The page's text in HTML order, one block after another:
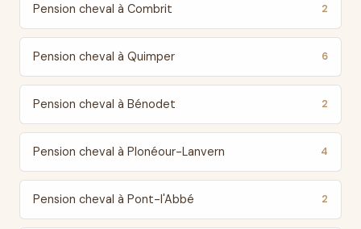
Pension cheval à Combrit 2
Pension cheval à Quimper 6
Pension cheval à Bénodet 2
Pension cheval à Plonéour-Lanvern 4
Pension cheval à Pont-l'Abbé 2